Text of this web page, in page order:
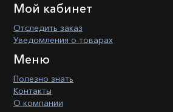
Мой кабинет
Отследить заказ
Уведомления о товарах
Меню
Полезно знать
Контакты
О компании